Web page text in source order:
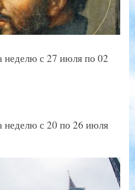
неделю с 27 июля по 02
неделю с 20 по 26 июля